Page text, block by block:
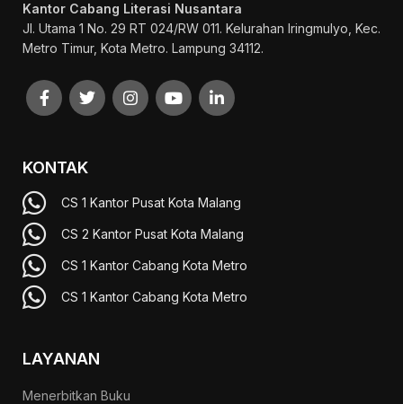
Kantor Cabang Literasi Nusantara
Jl. Utama 1 No. 29 RT 024/RW 011. Kelurahan Iringmulyo, Kec.
Metro Timur, Kota Metro. Lampung 34112.
KONTAK
CS 1 Kantor Pusat Kota Malang
CS 2 Kantor Pusat Kota Malang
CS 1 Kantor Cabang Kota Metro
CS 1 Kantor Cabang Kota Metro
LAYANAN
Menerbitkan Buku